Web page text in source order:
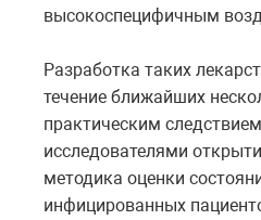
высокоспецифичным
Разработка таких
течение ближайших
практическим
исследователями
методика оценки
инфицированных